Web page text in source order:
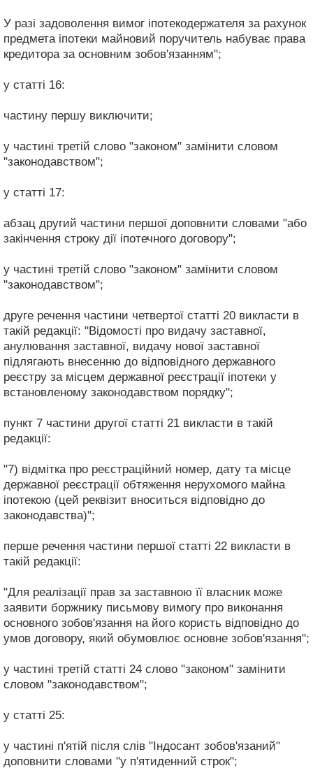
У разі задоволення вимог іпотекодержателя за рахунок
предмета іпотеки майновий поручитель набуває права
кредитора за основним зобов'язанням";
у статті 16:
частину першу виключити;
у частині третій слово "законом" замінити словом
"законодавством";
у статті 17:
абзац другий частини першої доповнити словами "або
закінчення строку дії іпотечного договору";
у частині третій слово "законом" замінити словом
"законодавством";
друге речення частини четвертої статті 20 викласти в
такій редакції: "Відомості про видачу заставної,
анулювання заставної, видачу нової заставної
підлягають внесенню до відповідного державного
реєстру за місцем державної реєстрації іпотеки у
встановленому законодавством порядку";
пункт 7 частини другої статті 21 викласти в такій
редакції:
"7) відмітка про реєстраційний номер, дату та місце
державної реєстрації обтяження нерухомого майна
іпотекою (цей реквізит вноситься відповідно до
законодавства)";
перше речення частини першої статті 22 викласти в
такій редакції:
"Для реалізації прав за заставною її власник може
заявити боржнику письмову вимогу про виконання
основного зобов'язання на його користь відповідно до
умов договору, який обумовлює основне зобов'язання";
у частині третій статті 24 слово "законом" замінити
словом "законодавством";
у статті 25:
у частині п'ятій після слів "Індосант зобов'язаний"
доповнити словами "у п'ятиденний строк";